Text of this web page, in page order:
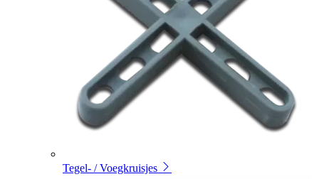
Tegel- / Voegkruisjes